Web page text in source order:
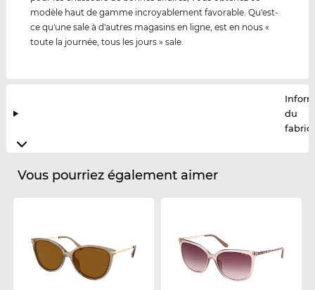
modèle haut de gamme incroyablement favorable. Qu'est-
ce qu'une sale à d'autres magasins en ligne, est en nous «
toute la journée, tous les jours » sale.
du
Vous pourriez également aimer